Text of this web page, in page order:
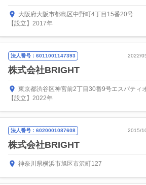
大阪府大阪市都島区中野町4丁目15番20号
【設立】2017年
法人番号：6011001147393 2022/
株式会社BRIGHT
東京都渋谷区神宮前2丁目30番9号エスパティ
【設立】2022年
法人番号：6020001087608 2015/
株式会社BRIGHT
神奈川県横浜市旭区市沢町127